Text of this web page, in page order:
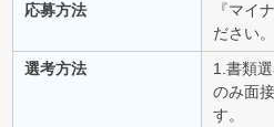
応募方法
『マイ
ださい。
選考方法
1.書類
のみ面
す。